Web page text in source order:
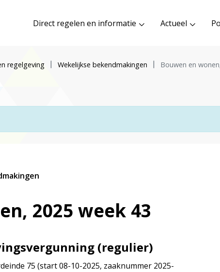
Direct regelen en informatie Actueel
regelgeving Wekelijkse bekendmakingen Bouwen en
2025 week 43
(regulier)
75 (start 08-10-2025, zaaknummer 2025-